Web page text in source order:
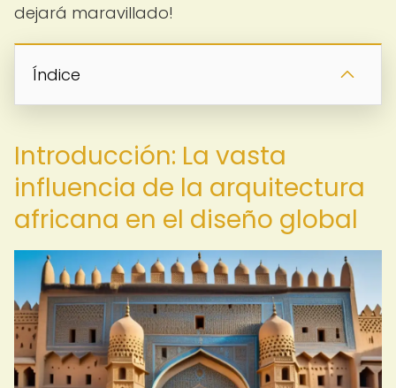
dejará maravillado!
Índice
Introducción: La vasta
influencia de la arquitectura
africana en el diseño global